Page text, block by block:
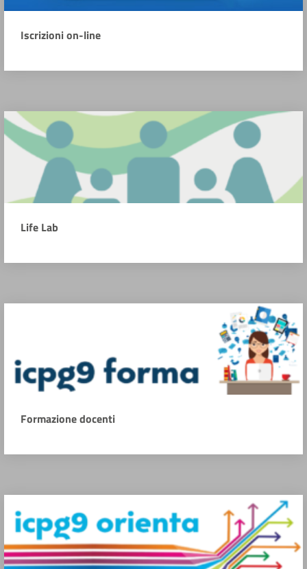
Iscrizioni on-line
Life Lab
Formazione docenti